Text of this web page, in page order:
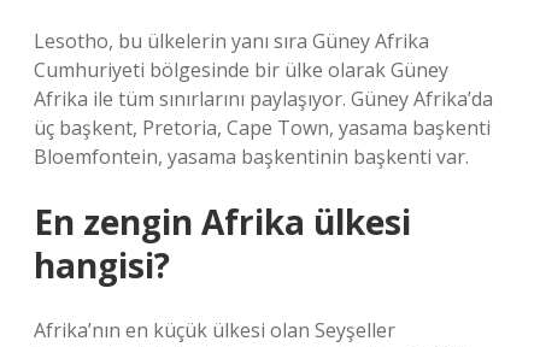
Lesotho, bu ülkelerin yanı sıra Güney Afrika
Cumhuriyeti bölgesinde bir ülke olarak Güney
Afrika ile tüm sınırlarını paylaşıyor. Güney Afrika’da
üç başkent, Pretoria, Cape Town, yasama başkenti
Bloemfontein, yasama başkentinin başkenti var.
En zengin Afrika ülkesi
hangisi?
Afrika’nın en küçük ülkesi olan Seyşeller